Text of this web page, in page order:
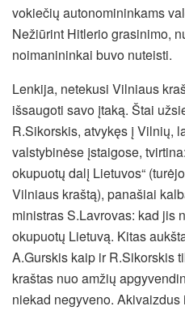
vokiečių autonomininkams
Nežiūrint Hitlerio grasinimo,
noimanininkai buvo nuteisti.
Lenkija, netekusi Vilniaus
išsaugoti savo įtaką. Štai
R.Sikorskis, atvykęs į Vilnių,
valstybinėse įstaigose,
okupuotų dalį Lietuvos“
Vilniaus kraštą), panašiai
ministras S.Lavrovas: kad jis
okupuotų Lietuvą. Kitas
A.Gurskis kaip ir R.Sikorskis
kraštas nuo amžių
niekad negyveno.